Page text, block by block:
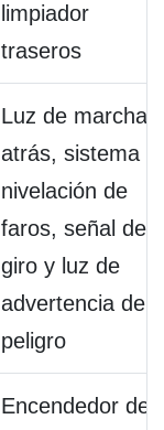
limpiador
traseros
Luz de marcha
atrás, sistema
nivelación de
faros, señal de
giro y luz de
advertencia de
peligro
Encendedor de